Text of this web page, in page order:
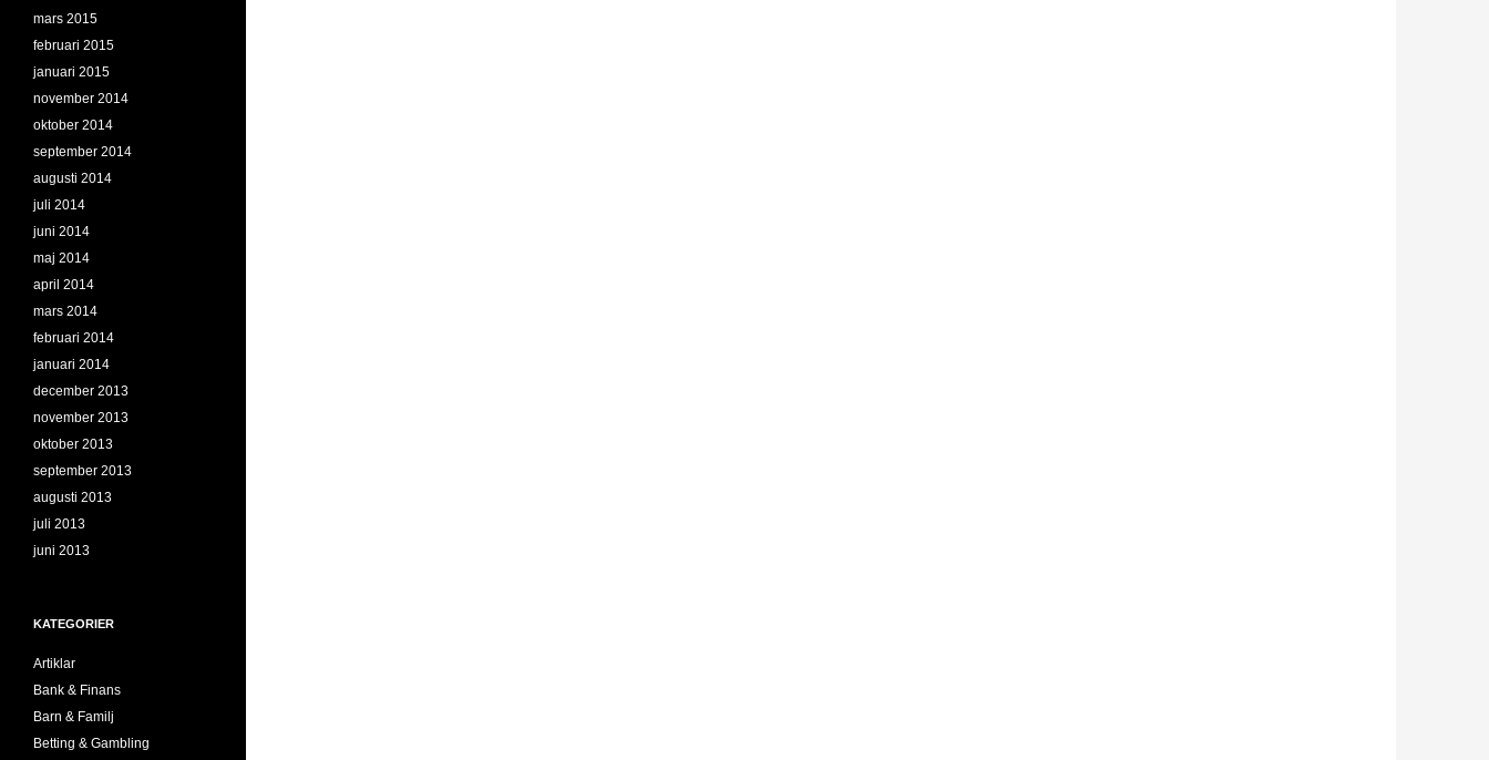
mars 2015
februari 2015
januari 2015
november 2014
oktober 2014
september 2014
augusti 2014
juli 2014
juni 2014
maj 2014
april 2014
mars 2014
februari 2014
januari 2014
december 2013
november 2013
oktober 2013
september 2013
augusti 2013
juli 2013
juni 2013
KATEGORIER
Artiklar
Bank & Finans
Barn & Familj
Betting & Gambling